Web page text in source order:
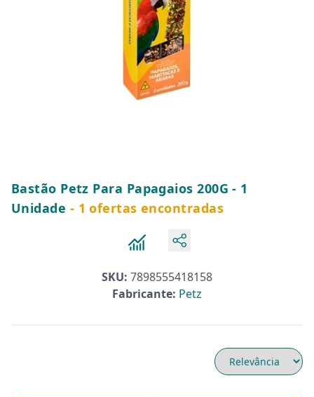
Bastão Petz Para Papagaios 200G - 1
Unidade - 1 ofertas encontradas
SKU: 7898555418158
Fabricante: Petz